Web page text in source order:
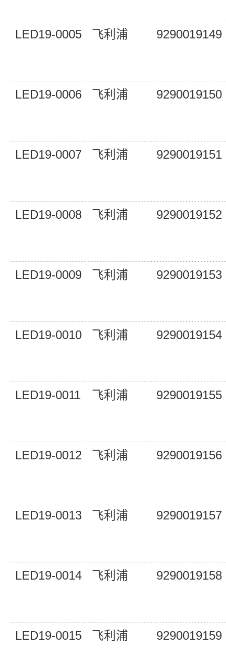
LED19-0005 飞利浦 9290019149
LED19-0006 飞利浦 9290019150
LED19-0007 飞利浦 9290019151
LED19-0008 飞利浦 9290019152
LED19-0009 飞利浦 9290019153
LED19-0010 飞利浦 9290019154
LED19-0011 飞利浦 9290019155
LED19-0012 飞利浦 9290019156
LED19-0013 飞利浦 9290019157
LED19-0014 飞利浦 9290019158
LED19-0015 飞利浦 9290019159